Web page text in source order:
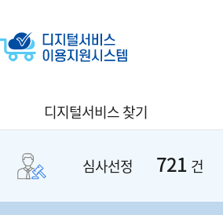
디지털서비스 찾기
심사선정 721 건